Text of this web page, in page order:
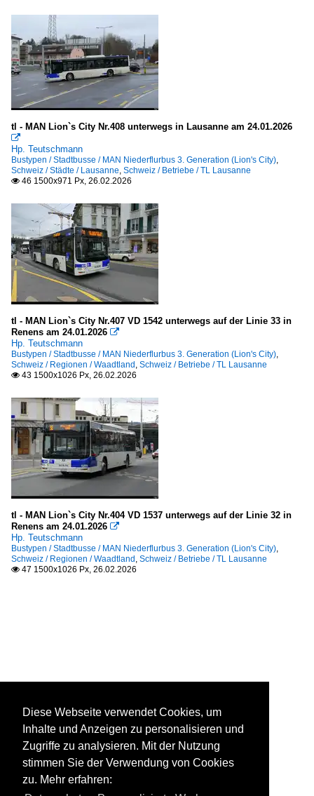
tl - MAN Lion`s City Nr.408 unterwegs in Lausanne am 24.01.2026

Hp. Teutschmann
Bustypen / Stadtbusse / MAN Niederflurbus 3. Generation (Lion's City),
Schweiz / Städte / Lausanne, Schweiz / Betriebe / TL Lausanne
 46 1500x971 Px, 26.02.2026
tl - MAN Lion`s City Nr.407 VD 1542 unterwegs auf der Linie 33 in
Renens am 24.01.2026 
Hp. Teutschmann
Bustypen / Stadtbusse / MAN Niederflurbus 3. Generation (Lion's City),
Schweiz / Regionen / Waadtland , Schweiz / Betriebe / TL Lausanne
 43 1500x1026 Px, 26.02.2026
tl - MAN Lion`s City Nr.404 VD 1537 unterwegs auf der Linie 32 in
Renens am 24.01.2026 
Hp. Teutschmann
Bustypen / Stadtbusse / MAN Niederflurbus 3. Generation (Lion's City),
Schweiz / Regionen / Waadtland , Schweiz / Betriebe / TL Lausanne
 47 1500x1026 Px, 26.02.2026
Diese Webseite verwendet Cookies, um
Inhalte und Anzeigen zu personalisieren und
Zugriffe zu analysieren. Mit der Nutzung
stimmen Sie der Verwendung von Cookies
zu. Mehr erfahren: